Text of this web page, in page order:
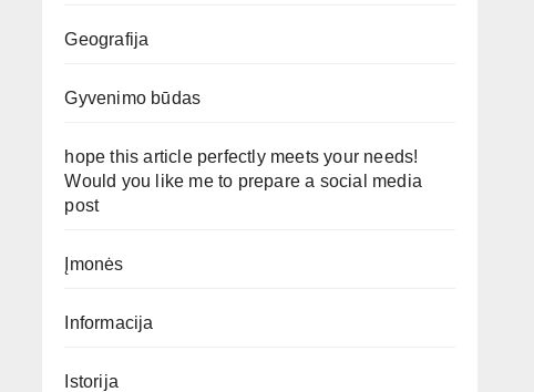
Geografija
Gyvenimo būdas
hope this article perfectly meets your needs!
Would you like me to prepare a social media
post
Įmonės
Informacija
Istorija